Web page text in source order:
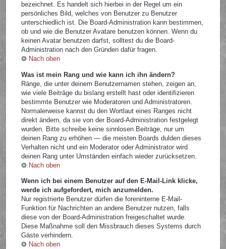
bezeichnet. Es handelt sich hierbei in der Regel um ein
persönliches Bild, welches von Benutzer zu Benutzer
unterschiedlich ist. Die Board-Administration kann bestimmen,
ob und wie die Benutzer Avatare benutzen können. Wenn du
keinen Avatar benutzen darfst, solltest du die Board-
Administration nach den Gründen dafür fragen.
Nach oben
Was ist mein Rang und wie kann ich ihn ändern?
Ränge, die unter deinem Benutzernamen stehen, zeigen an,
wie viele Beiträge du bislang erstellt hast oder identifizieren
bestimmte Benutzer wie Moderatoren und Administratoren.
Normalerweise kannst du den Wortlaut eines Ranges nicht
direkt ändern, da sie von der Board-Administration festgelegt
wurden. Bitte schreibe keine sinnlosen Beiträge, nur um
deinen Rang zu erhöhen — die meisten Boards dulden dieses
Verhalten nicht und ein Moderator oder Administrator wird
deinen Rang unter Umständen einfach wieder zurücksetzen.
Nach oben
Wenn ich bei einem Benutzer auf den E-Mail-Link klicke,
werde ich aufgefordert, mich anzumelden.
Nur registrierte Benutzer dürfen die foreninterne E-Mail-
Funktion für Nachrichten an andere Benutzer nutzen, falls
diese von der Board-Administration freigeschaltet wurde.
Diese Maßnahme soll den Missbrauch dieses Systems durch
Gäste verhindern.
Nach oben